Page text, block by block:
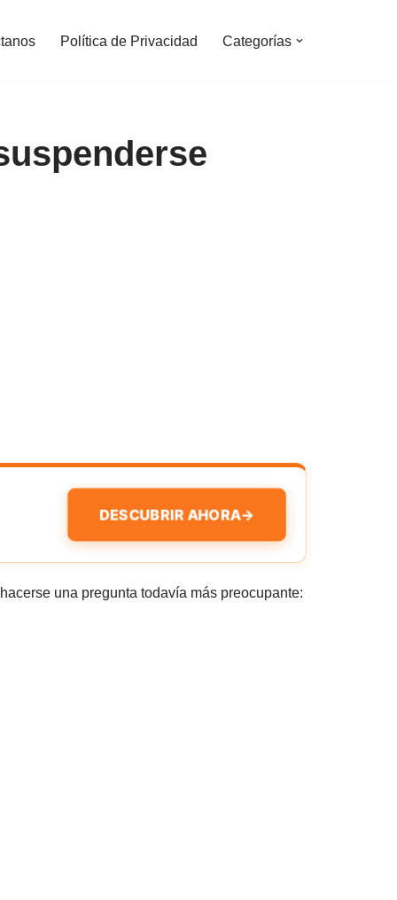
Política de Privacidad Categorías
DESCUBRIR AHORA→
una pregunta todavía más preocupante: